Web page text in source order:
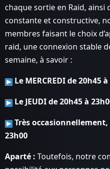
chaque sortie en Raid, ainsi
constante et constructive,
membres faisant le choix
raid, une connexion stable
semaine, à savoir :
Le MERCREDI de 20h45
Le JEUDI de 20h45 à
Très occasionnellement,
23h00
Aparté : Toutefois, notre